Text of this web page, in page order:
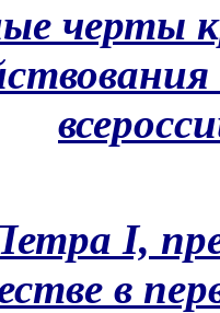
черты
I,
в